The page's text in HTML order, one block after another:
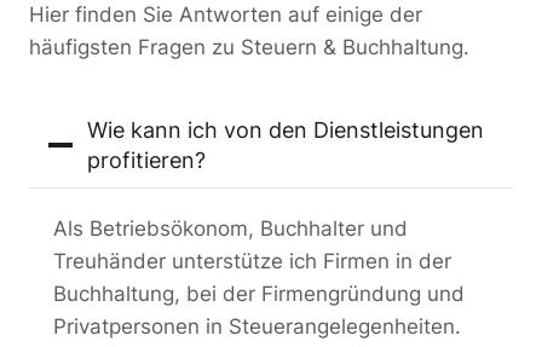
Hier finden Sie Antworten auf einige der
häufigsten Fragen zu Steuern & Buchhaltung.
Wie kann ich von den Dienstleistungen
profitieren?
Als Betriebsökonom, Buchhalter und
Treuhänder unterstütze ich Firmen in der
Buchhaltung, bei der Firmengründung und
Privatpersonen in Steuerangelegenheiten.